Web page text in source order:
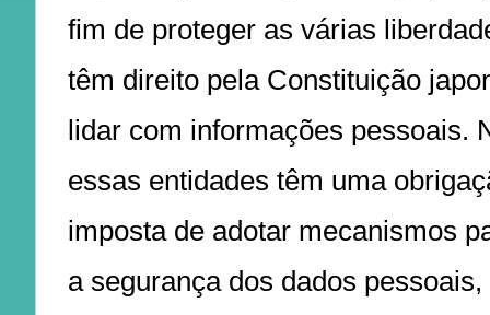
fim de proteger as várias
têm direito pela Constituição
lidar com informações pessoais.
essas entidades têm uma
imposta de adotar mecanismos
a segurança dos dados